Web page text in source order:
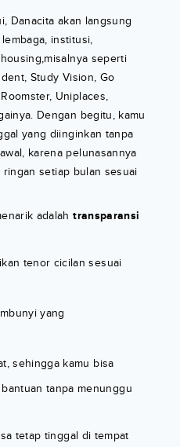
Danacita akan langsung
institusi,
seperti
Study Vision, Go
Uniplaces,
Dengan begitu, kamu
yang diinginkan tanpa
karena pelunasannya
setiap bulan sesuai
adalahtransparansi
tenor cicilan sesuai
yang
sehingga kamu bisa
tanpa menunggu
tetap tinggal di tempat